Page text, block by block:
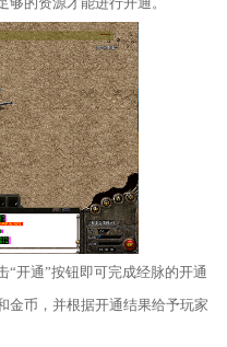
“开通”按钮即可完成经脉的开通
金币，并根据开通结果给予玩家